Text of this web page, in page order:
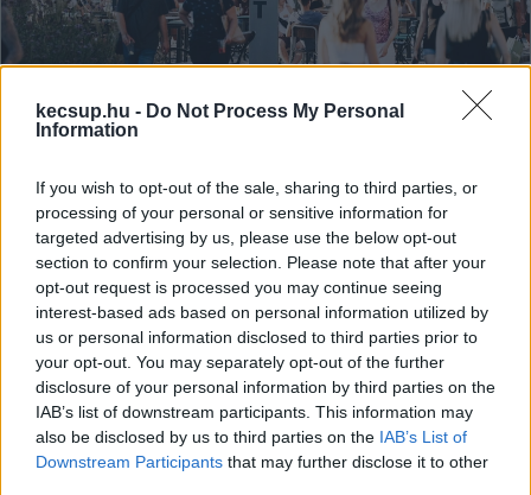
kecsup.hu - Do Not Process My Personal
Information
If you wish to opt-out of the sale, sharing to third parties, or
processing of your personal or sensitive information for
targeted advertising by us, please use the below opt-out
section to confirm your selection. Please note that after your
opt-out request is processed you may continue seeing
interest-based ads based on personal information utilized by
us or personal information disclosed to third parties prior to
your opt-out. You may separately opt-out of the further
disclosure of your personal information by third parties on the
IAB’s list of downstream participants. This information may
also be disclosed by us to third parties on the IAB’s List of
Downstream Participants that may further disclose it to other
Budapesten, ezúttal Karácsony
Gergely szervezi
Orbán Viktor leköszönő miniszterelnök rendre úgy
buliztatja meg a magyarokat, hogy gyakorlatilag semmi
köze az egészhez. Lapszemle. Újabb szuperkoncert
L Lapszemle 2026. 05. 03.